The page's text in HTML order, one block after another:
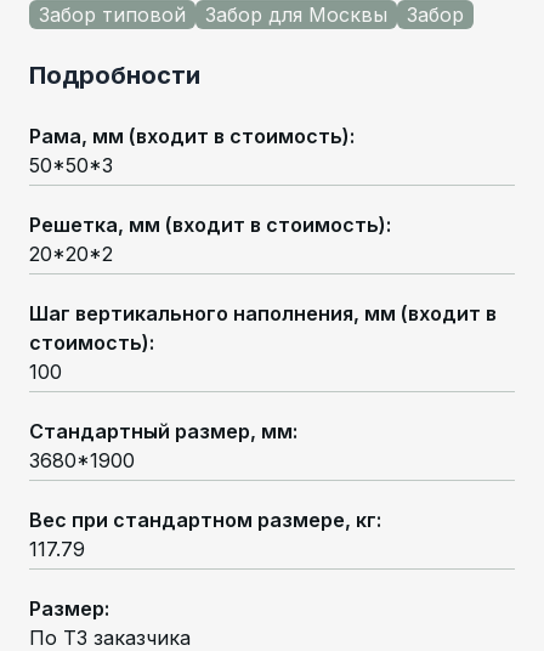
Забор типовой Забор для Москвы Забор
Подробности
Рама, мм (входит в стоимость):
50*50*3
Решетка, мм (входит в стоимость):
20*20*2
Шаг вертикального наполнения, мм (входит в
стоимость):
100
Стандартный размер, мм:
3680*1900
Вес при стандартном размере, кг:
117.79
Размер:
По ТЗ заказчика